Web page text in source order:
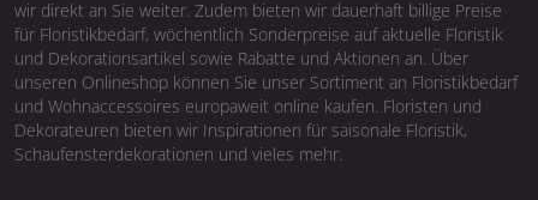
wir direkt an Sie weiter. Zudem bieten wir dauerhaft billige Preise
für Floristikbedarf, wöchentlich Sonderpreise auf aktuelle Floristik
und Dekorationsartikel sowie Rabatte und Aktionen an. Über
unseren Onlineshop können Sie unser Sortiment an Floristikbedarf
und Wohnaccessoires europaweit online kaufen. Floristen und
Dekorateuren bieten wir Inspirationen für saisonale Floristik,
Schaufensterdekorationen und vieles mehr.